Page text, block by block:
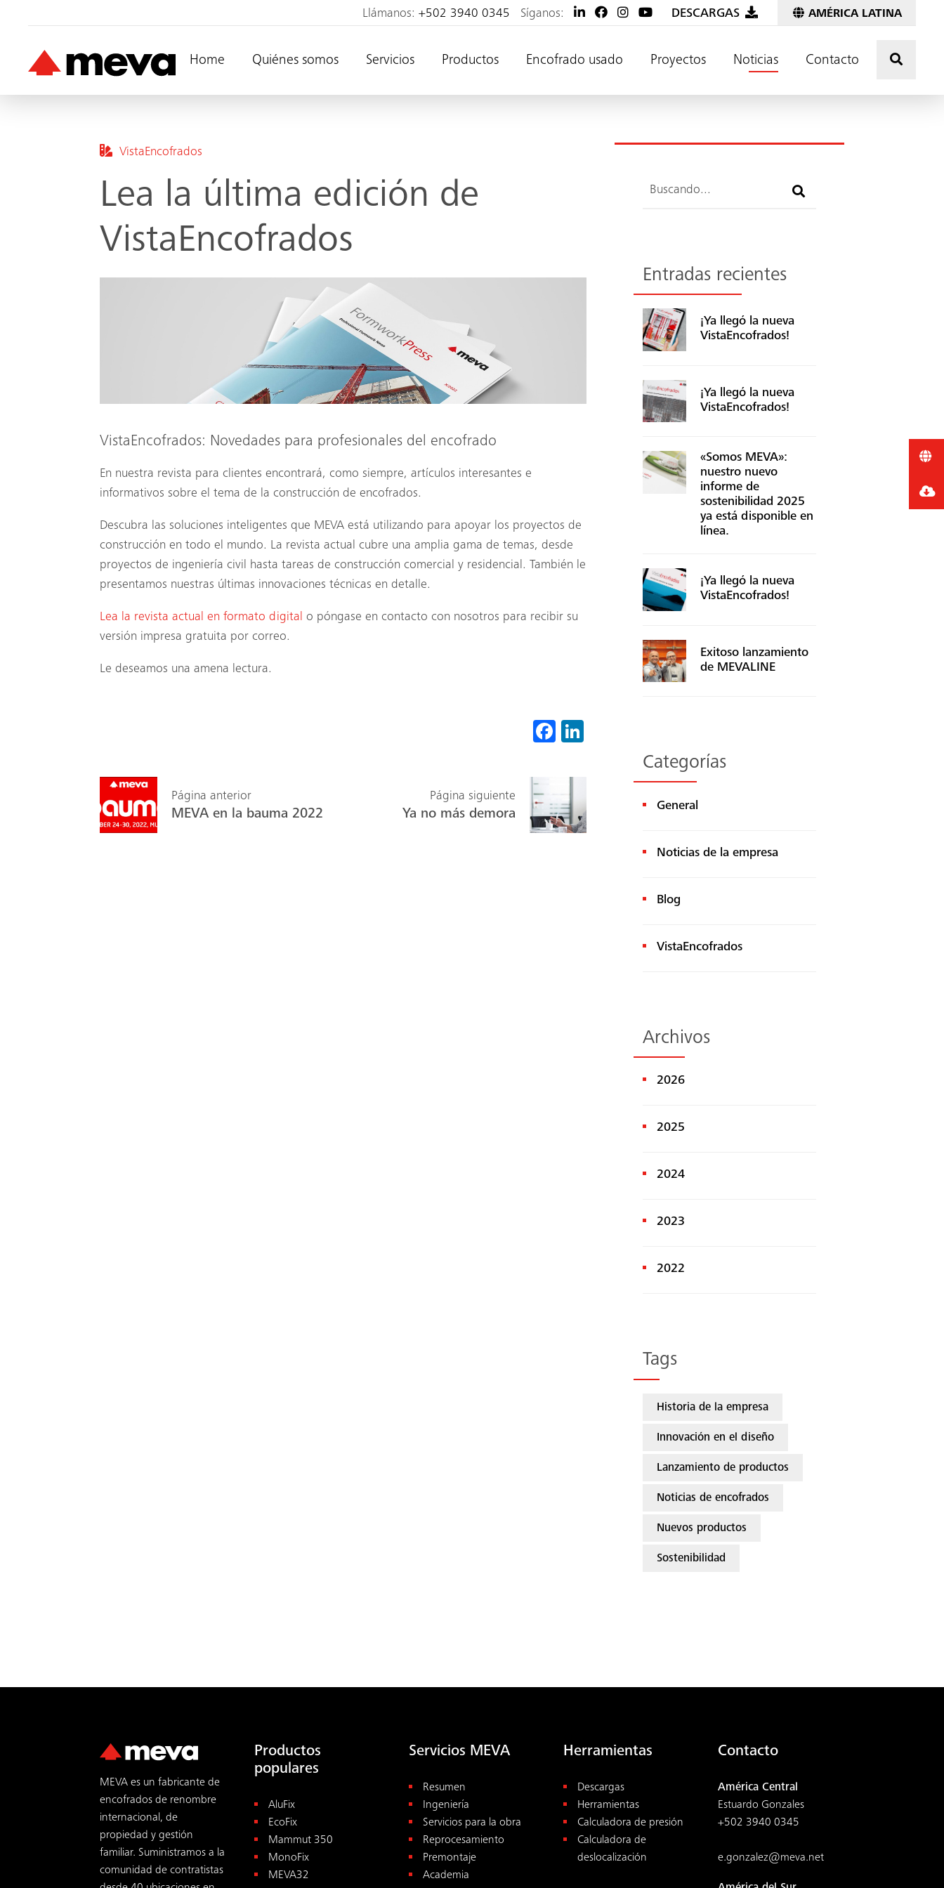
Llámanos:+502 3940 0345 Síganos: DESCARGAS AMÉRICA LATINA
Home Quiénes somos Servicios Productos Encofrado usado Proyectos Noticias Contacto
VistaEncofrados
Lea la última edición de
VistaEncofrados
VistaEncofrados: Novedades para profesionales del encofrado
En nuestra revista para clientes encontrará, como siempre, artículos interesantes e
informativos sobre el tema de la construcción de encofrados.
Descubra las soluciones inteligentes que MEVA está utilizando para apoyar los proyectos de
construcción en todo el mundo. La revista actual cubre una amplia gama de temas, desde
proyectos de ingeniería civil hasta tareas de construcción comercial y residencial. También le
presentamos nuestras últimas innovaciones técnicas en detalle.
Lea la revista actual en formato digital o póngase en contacto con nosotros para recibir su
versión impresa gratuita por correo.
Le deseamos una amena lectura.
Fa
b
o
ok
Página anterior
MEVA en la bauma 2022
Página siguiente
Ya no más demora
Buscar
Entradas recientes
¡Ya llegó la nueva
VistaEncofrados!
¡Ya llegó la nueva
VistaEncofrados!
«Somos MEVA»:
nuestro nuevo
informe de
sostenibilidad 2025
ya está disponible en
línea.
¡Ya llegó la nueva
VistaEncofrados!
Exitoso lanzamiento
de MEVALINE
Categorías
General
Noticias de la empresa
Blog
VistaEncofrados
Archivos
2026
2025
2024
2023
2022
Tags
Historia de la empresa
Innovación en el diseño
Lanzamiento de productos
Noticias de encofrados
Nuevos productos
Sostenibilidad
MEVA es un fabricante de
encofrados de renombre
internacional, de
propiedad y gestión
familiar. Suministramos a la
comunidad de contratistas
Productos
populares
AluFix
EcoFix
Mammut 350
MonoFix
MEVA32
Servicios MEVA
Resumen
Ingeniería
Servicios para la obra
Reprocesamiento
Premontaje
Academia
Herramientas
Descargas
Herramientas
Calculadora de presión
Calculadora de
deslocalización
Contacto
América Central
Estuardo Gonzales
+502 3940 0345
e.gonzalez@meva.net
Buscar